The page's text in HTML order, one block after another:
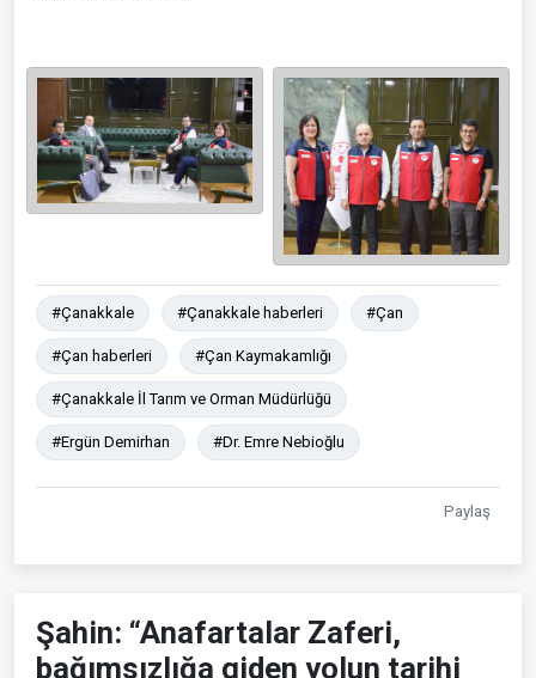
#Çanakkale #Çanakkale haberleri #Çan
#Çan haberleri #Çan Kaymakamlığı
#Çanakkale İl Tarım ve Orman Müdürlüğü
#Ergün Demirhan #Dr. Emre Nebioğlu
Paylaş
Şahin: “Anafartalar Zaferi,
bağımsızlığa giden yolun tarihi